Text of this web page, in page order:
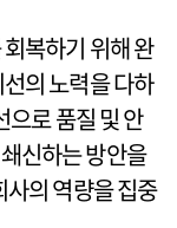
복하기 위해 완
의 노력을 다하
으로 품질 및 안
신하는 방안을
사의 역량을 집중